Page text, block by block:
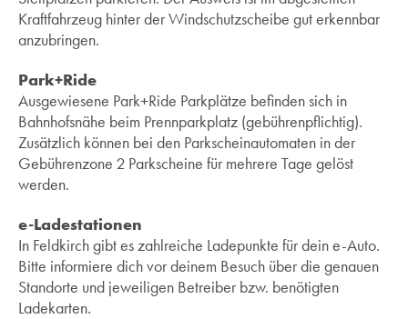
Kraftfahrzeug hinter der Windschutzscheibe gut erkennbar
anzubringen.
Park+Ride
Ausgewiesene Park+Ride Parkplätze befinden sich in
Bahnhofsnähe beim Prennparkplatz (gebührenpflichtig).
Zusätzlich können bei den Parkscheinautomaten in der
Gebührenzone 2 Parkscheine für mehrere Tage gelöst
werden.
e-Ladestationen
In Feldkirch gibt es zahlreiche Ladepunkte für dein e-Auto.
Bitte informiere dich vor deinem Besuch über die genauen
Standorte und jeweiligen Betreiber bzw. benötigten
Ladekarten.